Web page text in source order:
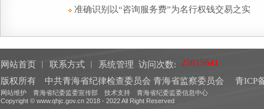
准确识别以“咨询服务费”为名行权钱交易之实
网站首页 联系方式 系统管理 访问次数:
版权所有 中共青海省纪律检查委员会 青海省监察委员会
青ICP
网站维护 青海省纪委监委宣传部 技术支持 青海省纪委监委信息中心
Copyright © www.qhjc.gov.cn 2018 - 2022 All Right Reserved